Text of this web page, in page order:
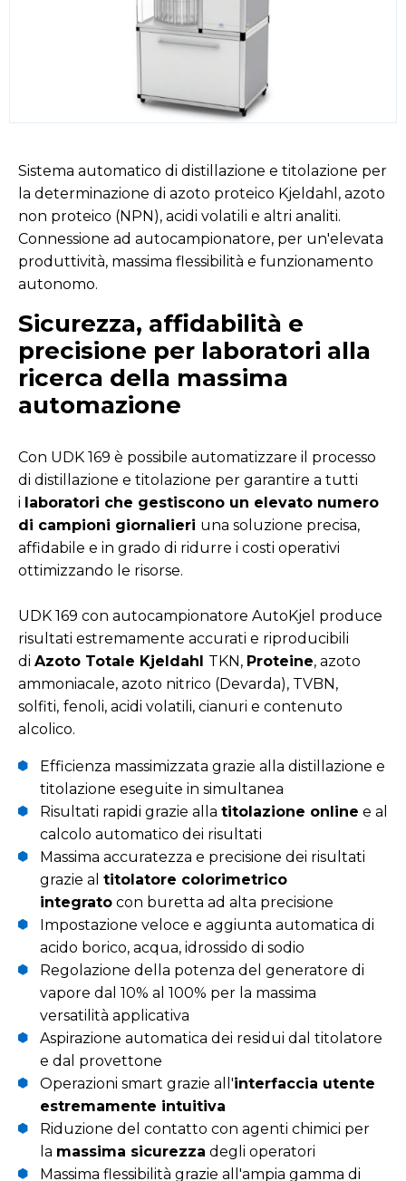
Sistema automatico di distillazione e titolazione per
la determinazione di azoto proteico Kjeldahl, azoto
non proteico (NPN), acidi volatili e altri analiti.
Connessione ad autocampionatore, per un'elevata
produttività, massima flessibilità e funzionamento
autonomo.
Sicurezza, affidabilità e
precisione per laboratori alla
ricerca della massima
automazione
Con UDK 169 è possibile automatizzare il processo
di distillazione e titolazione per garantire a tutti
i laboratori che gestiscono un elevato numero
di campioni giornalieri una soluzione precisa,
affidabile e in grado di ridurre i costi operativi
ottimizzando le risorse.
UDK 169 con autocampionatore AutoKjel produce
risultati estremamente accurati e riproducibili
di Azoto Totale Kjeldahl TKN, Proteine, azoto
ammoniacale, azoto nitrico (Devarda), TVBN,
solfiti, fenoli, acidi volatili, cianuri e contenuto
alcolico.
Efficienza massimizzata grazie alla distillazione e
titolazione eseguite in simultanea
Risultati rapidi grazie alla titolazione online e al
calcolo automatico dei risultati
Massima accuratezza e precisione dei risultati
grazie al titolatore colorimetrico
integrato con buretta ad alta precisione
Impostazione veloce e aggiunta automatica di
acido borico, acqua, idrossido di sodio
Regolazione della potenza del generatore di
vapore dal 10% al 100% per la massima
versatilità applicativa
Aspirazione automatica dei residui dal titolatore
e dal provettone
Operazioni smart grazie all'interfaccia utente
estremamente intuitiva
Riduzione del contatto con agenti chimici per
la massima sicurezza degli operatori
Massima flessibilità grazie all'ampia gamma di